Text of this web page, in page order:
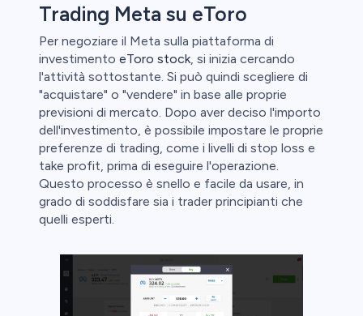
Trading Meta su eToro
Per negoziare il Meta sulla piattaforma di
investimento eToro stock, si inizia cercando
l'attività sottostante. Si può quindi scegliere di
"acquistare" o "vendere" in base alle proprie
previsioni di mercato. Dopo aver deciso l'importo
dell'investimento, è possibile impostare le proprie
preferenze di trading, come i livelli di stop loss e
take profit, prima di eseguire l'operazione.
Questo processo è snello e facile da usare, in
grado di soddisfare sia i trader principianti che
quelli esperti.